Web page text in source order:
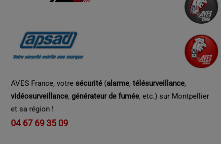
AVES France, votre sécurité (alarme, télésurveillance,
vidéosurveillance, générateur de fumée, etc.) sur Montpellier
et sa région !
04 67 69 35 09